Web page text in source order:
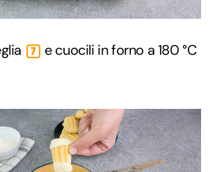
7
e cuocili in forno a 180 °C